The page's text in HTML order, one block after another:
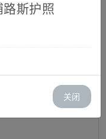
路斯护照
关闭